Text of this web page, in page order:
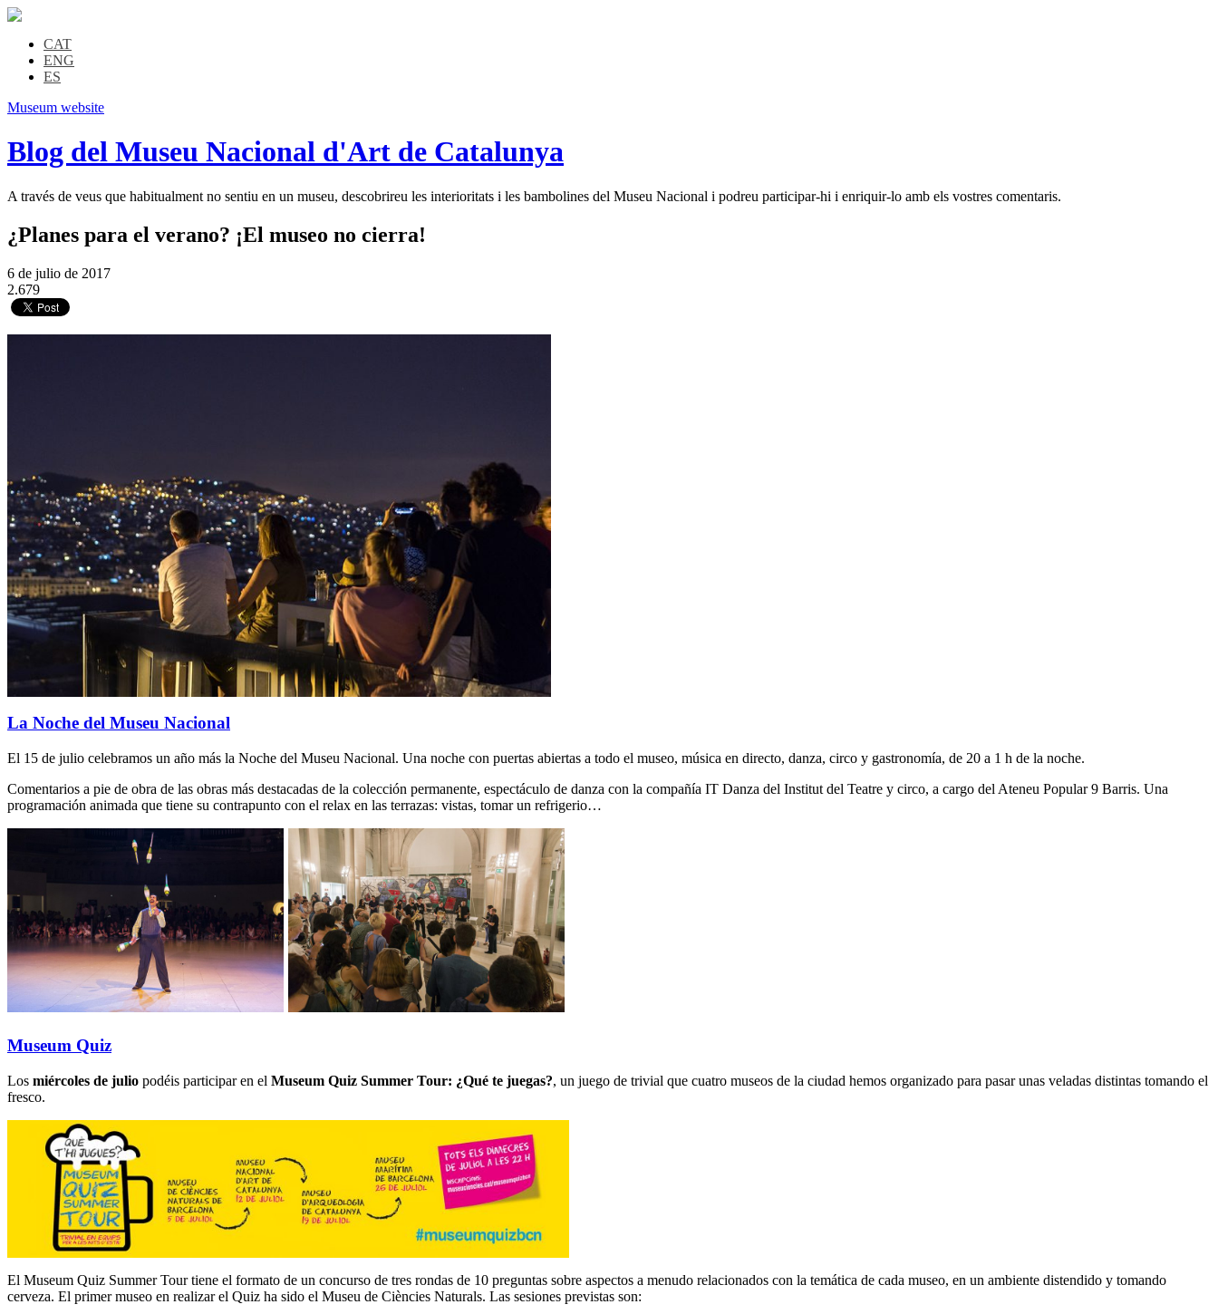
CAT
ENG
ES
Museum website
Blog del Museu Nacional d'Art de Catalunya
A través de veus que habitualment no sentiu en un museu, descobrireu les interioritats i les bambolines del Museu Nacional i podreu participar-hi i enriquir-lo amb els vostres comentaris.
¿Planes para el verano? ¡El museo no cierra!
6 de julio de 2017
2.679
La Noche del Museu Nacional
El 15 de julio celebramos un año más la Noche del Museu Nacional. Una noche con puertas abiertas a todo el museo, música en directo, danza, circo y gastronomía, de 20 a 1 h de la noche.
Comentarios a pie de obra de las obras más destacadas de la colección permanente, espectáculo de danza con la compañía IT Danza del Institut del Teatre y circo, a cargo del Ateneu Popular 9 Barris. Una
programación animada que tiene su contrapunto con el relax en las terrazas: vistas, tomar un refrigerio…
Museum Quiz
Los miércoles de julio podéis participar en el Museum Quiz Summer Tour: ¿Qué te juegas?, un juego de trivial que cuatro museos de la ciudad hemos organizado para pasar unas veladas distintas tomando el
fresco.
El Museum Quiz Summer Tour tiene el formato de un concurso de tres rondas de 10 preguntas sobre aspectos a menudo relacionados con la temática de cada museo, en un ambiente distendido y tomando
cerveza. El primer museo en realizar el Quiz ha sido el Museu de Ciències Naturals. Las sesiones previstas son: